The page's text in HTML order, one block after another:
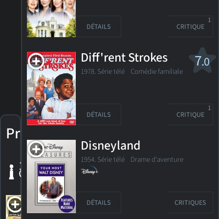
Prix
1 Golden
Globe
Get
Yourself
DÉTAILS CRITIQUE
1
7.0
Diff'rent Strokes
1978. Série télé Comédie familiale
DÉTAILS CRITIQUE
1
Disneyland
1954. Série télé Drame d'aventure
DÉTAILS CRITIQUES